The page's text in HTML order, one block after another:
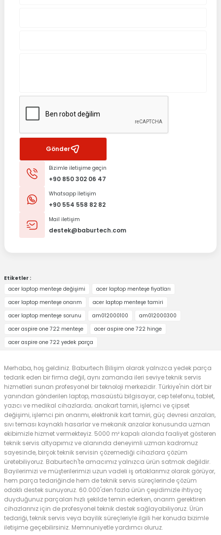
Gönder
Bizimle iletişime geçin
+90 850 302 06 47
Whatsapp İletişim
+90 554 558 82 82
Mail iletişim
destek@baburtech.com
Etiketler :
acer laptop menteşe değişimi
acer laptop menteşe fiyatları
acer laptop menteşe onarım
acer laptop menteşe tamiri
acer laptop menteşe sorunu
am012000100
am012000300
acer aspire one 722 menteşe
acer aspire one 722 hinge
acer aspire one 722 yedek parça
Merhaba, hoş geldiniz. Baburtech Bilişim olarak yalnızca yedek parça
tedarik eden bir firma değil, aynı zamanda ileri seviye teknik servis
hizmetleri sunan profesyonel bir teknoloji merkezidir. Türkiye'nin dört bir
yanından gönderilen laptop, masaüstü bilgisayar, cep telefonu, tablet,
yazıcı ve medikal cihazlarda; anakart tamiri, işlemci ve çipset
değişimi, işlemci pin onarımı, elektronik kart tamiri, güç devresi arızaları,
sıvı teması kaynaklı hasarlar ve mekanik arızalar konusunda uzman
ekibimizle hizmet vermekteyiz. 5000 m² kapalı alanda faaliyet gösteren
teknik servis altyapımız ve alanında deneyimli uzman kadromuz
sayesinde, birçok teknik servisin çözemediği cihazlara çözüm
üretebiliyoruz. Baburtech'te amacımız yalnızca ürün satmak değildir.
Bayilerimizi ve müşterilerimizi uzun vadeli iş ortaklarımız olarak görüyor,
hem parça tedariğinde hem de teknik servis süreçlerinde çözüm
odaklı destek sunuyoruz. 60.000'den fazla ürün çeşidimizle ihtiyaç
duyduğunuz parçaları hızlı şekilde temin ederken, onarım gerektiren
cihazlarınız için de profesyonel teknik destek sağlayabiliyoruz. Ürün
tedariği, teknik servis veya bayilik süreçleriyle ilgili her konuda bizimle
iletişime geçebilirsiniz. Memnuniyetle yardımcı oluruz.